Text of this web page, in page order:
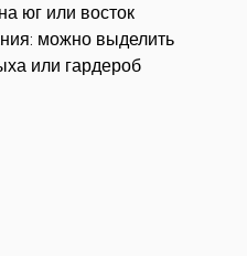
юг или восток
можно выделить
или гардероб